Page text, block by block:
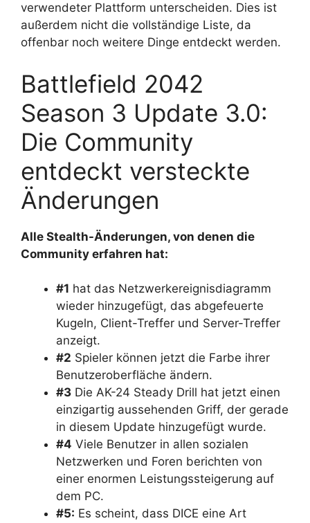
verwendeter Plattform unterscheiden. Dies ist
außerdem nicht die vollständige Liste, da
offenbar noch weitere Dinge entdeckt werden.
Battlefield 2042
Season 3 Update 3.0:
Die Community
entdeckt versteckte
Änderungen
Alle Stealth-Änderungen, von denen die
Community erfahren hat:
#1 hat das Netzwerkereignisdiagramm
wieder hinzugefügt, das abgefeuerte
Kugeln, Client-Treffer und Server-Treffer
anzeigt.
#2 Spieler können jetzt die Farbe ihrer
Benutzeroberfläche ändern.
#3 Die AK-24 Steady Drill hat jetzt einen
einzigartig aussehenden Griff, der gerade
in diesem Update hinzugefügt wurde.
#4 Viele Benutzer in allen sozialen
Netzwerken und Foren berichten von
einer enormen Leistungssteigerung auf
dem PC.
#5: Es scheint, dass DICE eine Art